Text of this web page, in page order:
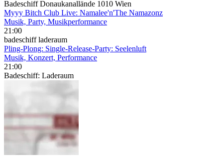
Badeschiff Donaukanallände 1010 Wien
Myyy Bitch Club Live: Namalee'n'The Namazonz
Musik, Party, Musikperformance
21:00
badeschiff laderaum
Pling-Plong: Single-Release-Party: Seelenluft
Musik, Konzert, Performance
21:00
Badeschiff: Laderaum